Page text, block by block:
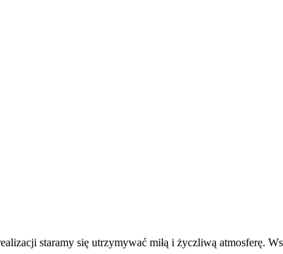
staramy się utrzymywać miłą i życzliwą atmosferę.